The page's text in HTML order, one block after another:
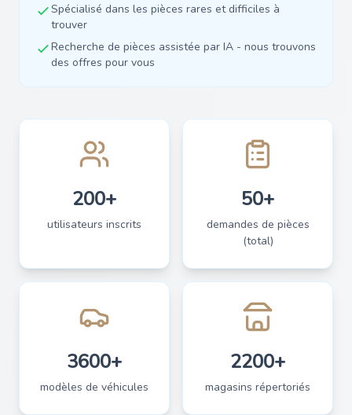
Spécialisé dans les pièces rares et difficiles à
trouver
Recherche de pièces assistée par IA - nous trouvons
des offres pour vous
200+
utilisateurs inscrits
50+
demandes de pièces
(total)
3600+
modèles de véhicules
2200+
magasins répertoriés